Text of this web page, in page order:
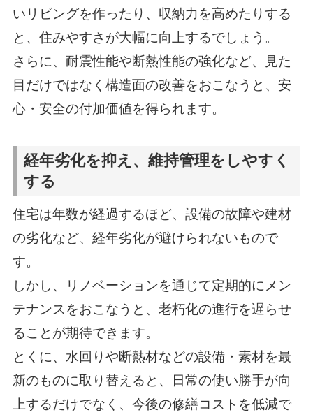
いリビングを作ったり、収納力を高めたりする
と、住みやすさが大幅に向上するでしょう。
さらに、耐震性能や断熱性能の強化など、見た
目だけではなく構造面の改善をおこなうと、安
心・安全の付加価値を得られます。
経年劣化を抑え、維持管理をしやすく
する
住宅は年数が経過するほど、設備の故障や建材
の劣化など、経年劣化が避けられないもので
す。
しかし、リノベーションを通じて定期的にメン
テナンスをおこなうと、老朽化の進行を遅らせ
ることが期待できます。
とくに、水回りや断熱材などの設備・素材を最
新のものに取り替えると、日常の使い勝手が向
上するだけでなく、今後の修繕コストを低減で